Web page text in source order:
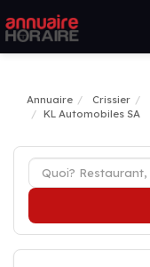
Annuaire Crissier
KL Automobiles SA